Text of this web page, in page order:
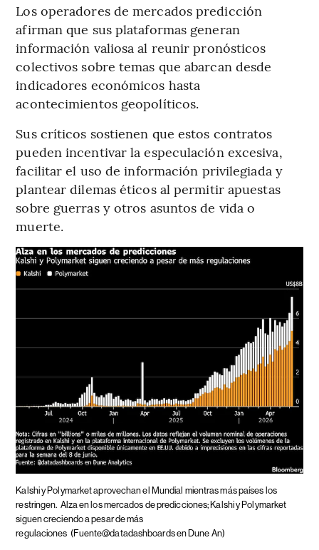
Los operadores de mercados predicción
afirman que sus plataformas generan
información valiosa al reunir pronósticos
colectivos sobre temas que abarcan desde
indicadores económicos hasta
acontecimientos geopolíticos.
Sus críticos sostienen que estos contratos
pueden incentivar la especulación excesiva,
facilitar el uso de información privilegiada y
plantear dilemas éticos al permitir apuestas
sobre guerras y otros asuntos de vida o
muerte.
Kalshi y Polymarket aprovechan el Mundial mientras más países los
restringen. Alza en los mercados de predicciones; Kalshi y Polymarket
siguen creciendo a pesar de más
regulaciones (Fuente@datadashboards en Dune An)